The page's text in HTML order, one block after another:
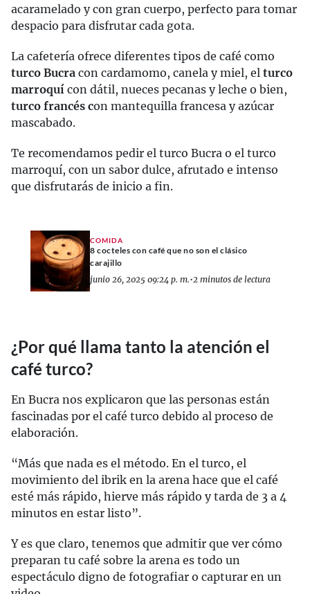
acaramelado y con gran cuerpo, perfecto para tomar
despacio para disfrutar cada gota.
La cafetería ofrece diferentes tipos de café como
turco Bucra con cardamomo, canela y miel, el turco
marroquí con dátil, nueces pecanas y leche o bien,
turco francés con mantequilla francesa y azúcar
mascabado.
Te recomendamos pedir el turco Bucra o el turco
marroquí, con un sabor dulce, afrutado e intenso
que disfrutarás de inicio a fin.
COMIDA
8 cocteles con café que no son el clásico
carajillo
junio 26, 2025 09:24 p. m.•2 minutos de lectura
¿Por qué llama tanto la atención el
café turco?
En Bucra nos explicaron que las personas están
fascinadas por el café turco debido al proceso de
elaboración.
“Más que nada es el método. En el turco, el
movimiento del ibrik en la arena hace que el café
esté más rápido, hierve más rápido y tarda de 3 a 4
minutos en estar listo”.
Y es que claro, tenemos que admitir que ver cómo
preparan tu café sobre la arena es todo un
espectáculo digno de fotografiar o capturar en un